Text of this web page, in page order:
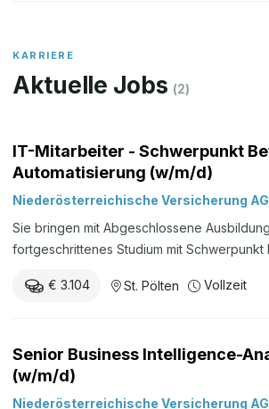
KARRIERE
Aktuelle Jobs (2)
IT-Mitarbeiter - Schwerpunkt
Automatisierung (w/m/d)
Niederösterreichische Versicherung AG
Sie bringen mit Abgeschlossene
fortgeschrittenes Studium mit Schwerpunkt
an Cloud- und KI-Technologien Proaktive,
Teamorientiertes und wertschätzendes
Arbeitszeitgestaltung | Homeoffice-
Einschulung | Aus- und Weiterbildung
€ 3.104 St. Pölten Vollzeit
Senior Business Intelligence-
(w/m/d)
Niederösterreichische Versicherung AG